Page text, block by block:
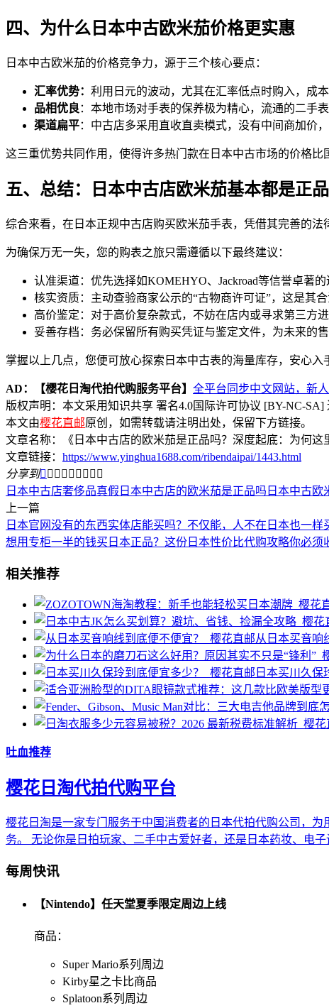
四、为什么日本中古欧米茄价格更实惠
日本中古欧米茄的价格竞争力，源于三个核心要点：
汇率优势： 利用日元的波动，尤其在汇率低点时购入，成本
品相优良 ：本地市场对手表的保养极为精心，流通的二手
渠道扁平：中古店多采用直收直卖模式，没有中间商加价，
这三重优势共同作用，使得许多热门款在日本中古市场的价格比
五、总结：日本中古店欧米茄基本都是正品
综合来看，在日本正规中古店购买欧米茄手表，凭借其完善的
为确保万无一失，您的购表之旅只需遵循以下最终建议：
认准渠道：优先选择如KOMEHYO、Jackroad等信誉卓著的
核实资质：主动查验商家公示的“古物商许可证”，这是其合
高价鉴定：对于高价复杂款式，不妨在店内或寻求第三方进
妥善存档：务必保留所有购买凭证与鉴定文件，为未来的
掌握以上几点，您便可放心探索日本中古表的海量库存，安心入
AD： 【樱花日淘代拍代购服务平台】 全平台同步中文网站，新
版权声明：本文采用知识共享 署名4.0国际许可协议 [BY-NC-SA]
本文由樱花直邮原创，如需转载请注明出处，保留下方链接。
文章名称：《日本中古店的欧米茄是正品吗？深度起底：为何这
文章链接： https://www.yinghua1688.com/ribendaipai/1443.html
分享到        
日本中古店奢侈品真假 日本中古店的欧米茄是正品吗 日本中古欧
上一篇
日本官网没有的东西实体店能买吗？不仅能，人不在日本也一样
想用专柜一半的钱买日本正品？这份日本性价比代购攻略你必须
相关推荐
从日本买音响
日本买川久保
吐血推荐
樱花日淘代拍代购平台
樱花日淘是一家专门服务于中国消费者的日本代拍代购公司，
务。 无论你是日拍玩家、二手中古爱好者，还是日本药妆、电
每周快讯
【Nintendo】任天堂夏季限定周边上线
商品：
Super Mario系列周边
Kirby星之卡比商品
Splatoon系列周边